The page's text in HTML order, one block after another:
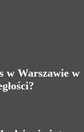
w Warszawie w